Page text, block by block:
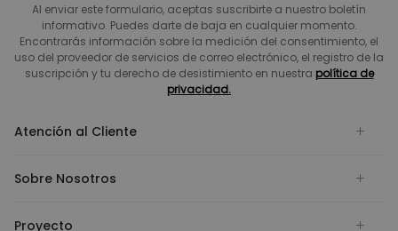
Al enviar este formulario, aceptas suscribirte a nuestro boletín
informativo. Puedes darte de baja en cualquier momento.
Encontrarás información sobre la medición del consentimiento, el
uso del proveedor de servicios de correo electrónico, el registro de la
suscripción y tu derecho de desistimiento en nuestra política de
privacidad.
Atención al Cliente
Sobre Nosotros
Proyecto